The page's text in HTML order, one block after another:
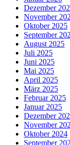
Dezember
November
Oktober 2025
September
August 2025
Juli 2025
Juni 2025
Mai 2025
April 2025
März 2025
Februar 2025
Januar 2025
Dezember
November
Oktober 2024
September